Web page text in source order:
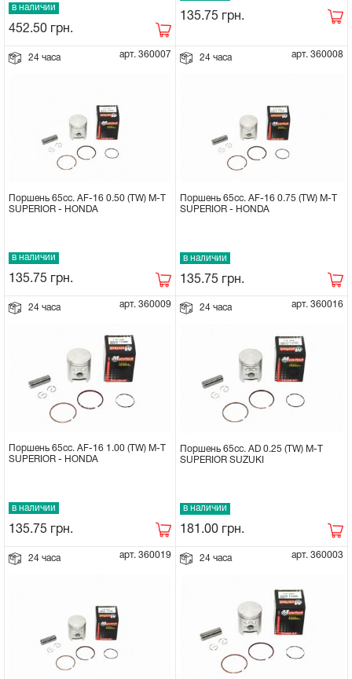
Сцепное устройство, шплинт
Прокладки на мотоблок
Свечи на мотоблок
Глушитель на мотоблок
мотоблок
в наличии
452.50 грн.
135.75 грн.
24 часа арт. 360007
Поршень 65cc. AF-16 0.50 (TW) M-T
SUPERIOR - HONDA
в наличии
135.75 грн.
24 часа арт. 360008
Поршень 65cc. AF-16 0.75 (TW) M-T
SUPERIOR - HONDA
в наличии
135.75 грн.
24 часа арт. 360009
Поршень 65cc. AF-16 1.00 (TW) M-T
SUPERIOR - HONDA
в наличии
135.75 грн.
24 часа арт. 360016
Поршень 65cc. AD 0.25 (TW) M-T
SUPERIOR SUZUKI
в наличии
181.00 грн.
24 часа арт. 360019 24 часа арт. 360003